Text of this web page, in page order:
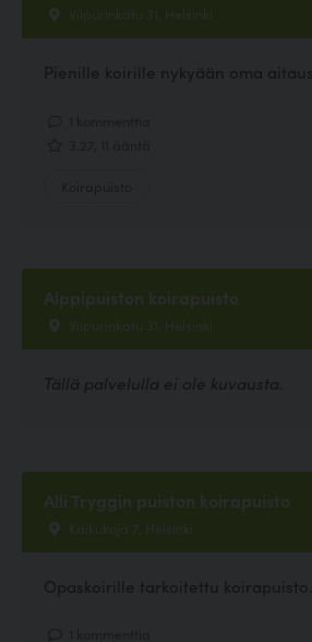
Viipurinkatu 31, Helsinki
Pienille koirille nykyään oma aitaus.
Alppipuiston koirapuisto
Viipurinkatu 31, Helsinki
Tällä palvelulla ei ole kuvausta.
Alli Tryggin puiston koirapuisto
Kaikukuja 7, Helsinki
Opaskoirille tarkoitettu koirapuisto.